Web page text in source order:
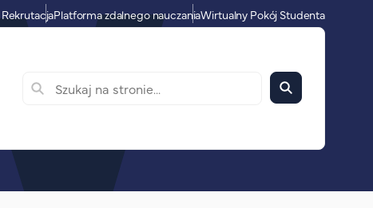
RekrutacjaPlatforma zdalnego nauczaniaWirtualny Pokój Studenta